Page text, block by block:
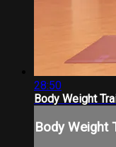
28:50
Body Weight
Body Weight